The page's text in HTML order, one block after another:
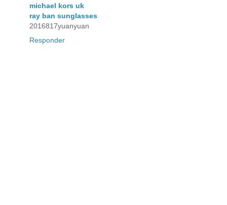
michael kors uk
ray ban sunglasses
2016817yuanyuan
Responder